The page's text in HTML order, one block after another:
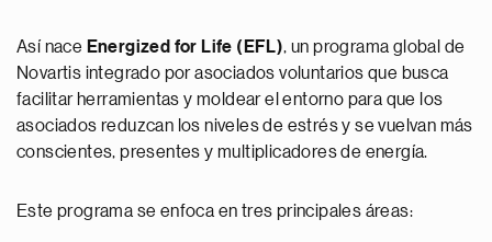
Así nace Energized for Life (EFL), un programa global de
Novartis integrado por asociados voluntarios que busca
facilitar herramientas y moldear el entorno para que los
asociados reduzcan los niveles de estrés y se vuelvan más
conscientes, presentes y multiplicadores de energía.
Este programa se enfoca en tres principales áreas: